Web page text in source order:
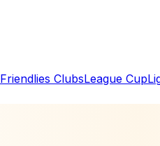
Friendlies ClubsLeague Cup